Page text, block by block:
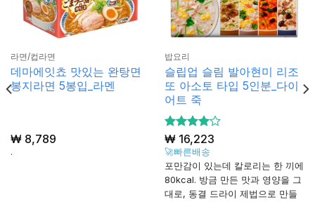
라면/컵라면
데마에잇쵸 맛있는 완탕면
봉지라면 5봉입_라멘
₩8,789
.
밥요리
슬립업 슬림 발아현미 리조
또 아소토 타입 5인분_다이
어트 죽
5 중에서
4로 평
가됨
₩16,223
🚀빠른배송
포만감이 있는데 칼로리는 한 끼에
80kcal. 방금 만든 맛과 영양을 그
대로, 동결 드라이 제법으로 만들